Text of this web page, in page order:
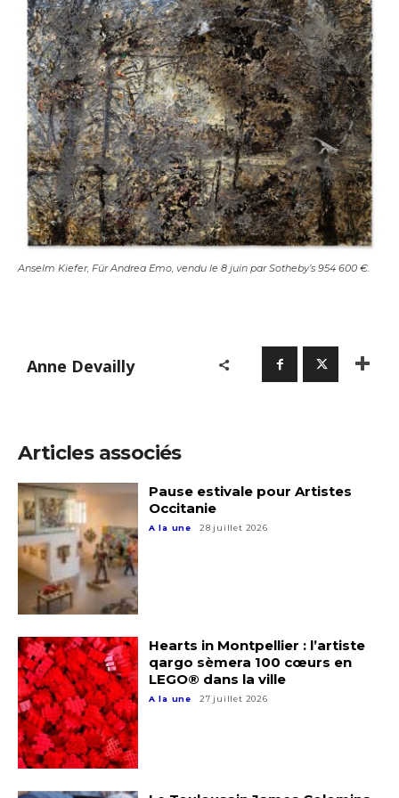
Adresse email*
Nom
Anselm Kiefer, Für Andrea Emo, vendu le 8 juin par Sotheby’s 954 600 €.
Anne Devailly
Articles associés
Pause estivale pour Artistes
Occitanie
A la une 28 juillet 2026
Hearts in Montpellier : l’artiste
qargo sèmera 100 cœurs en
LEGO® dans la ville
A la une 27 juillet 2026